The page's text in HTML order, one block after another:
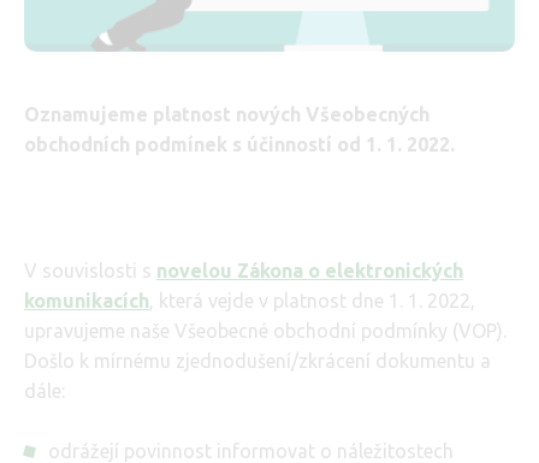
Oznamujeme platnost nových Všeobecných
obchodních podmínek s účinností od 1. 1. 2022.
V souvislosti s novelou Zákona o elektronických
komunikacích , která vejde v platnost dne 1. 1. 2022,
upravujeme naše Všeobecné obchodní podmínky (VOP).
Došlo k mírnému zjednodušení/zkrácení dokumentu a
dále:
odrážejí povinnost informovat o náležitostech